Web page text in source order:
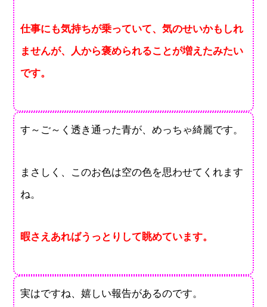
仕事にも気持ちが乗っていて、気のせいかもしれ
ませんが、人から褒められることが増えたみたい
です。
す～ご～く透き通った青が、めっちゃ綺麗です。
まさしく、このお色は空の色を思わせてくれます
ね。
暇さえあればうっとりして眺めています。
実はですね、嬉しい報告があるのです。